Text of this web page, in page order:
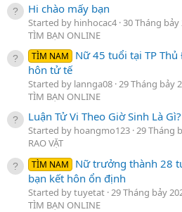
Hi chào mấy bạn
Started by hinhocac4 30 Tháng bảy
TÌM BẠN ONLINE
TÌM NAM
Nữ 45 tuổi tại TP
hôn tử tế
Started by lannga08 29 Tháng bảy
TÌM BẠN ONLINE
Luận Tử Vi Theo Giờ Sinh Là Gì?
Started by hoangmo123 29 Tháng
RAO VẶT
TÌM NAM
Nữ trưởng thành 28
bạn kết hôn ổn định
Started by tuyetat 29 Tháng bảy
TÌM BẠN ONLINE